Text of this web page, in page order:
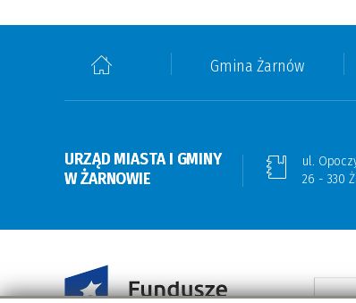
Gmina Żarnów
URZĄD MIASTA I GMINY
W ŻARNOWIE
ul.
26 - 330